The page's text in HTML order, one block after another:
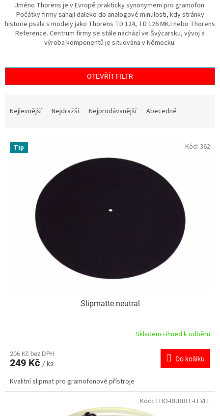
Jméno Thorens je v Evropě prakticky synonymem pro gramofon.
Počátky firmy sahají daleko do analogové minulosti, kdy stránky
historie psala s modely jako Thorens TD 124, TD 126 MK.I nebo Thorens
Reference. Centrum firmy se stále nachází ve Švýcarsku, vývoj a
výroba komponentů je situována v Německu.
OTEVŘÍT FILTR
Nejlevnější Nejdražší Nejprodávanější Abecedně
V Tip
Slipmatte neutral
Skladem - ihned k odběru
206 Kč bez DPH
249 Kč / ks
Do košíku
Kvalitní slipmat pro gramofonové přístroje
Kód: 362
Kód: THO-BUBBLE-LEVEL